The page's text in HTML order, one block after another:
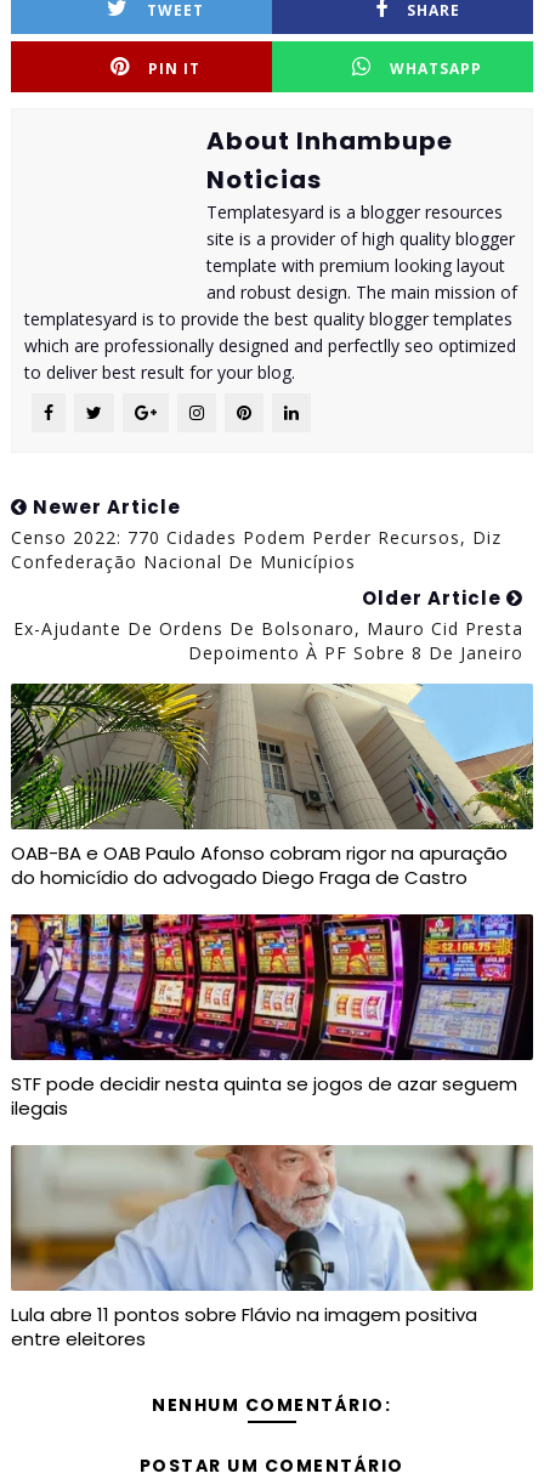
TWEET SHARE
PIN IT WHATSAPP
About Inhambupe
Noticias
Templatesyard is a blogger resources
site is a provider of high quality blogger
template with premium looking layout
and robust design. The main mission of
templatesyard is to provide the best quality blogger templates
which are professionally designed and perfectlly seo optimized
to deliver best result for your blog.
Newer Article
Censo 2022: 770 Cidades Podem Perder Recursos, Diz
Confederação Nacional De Municípios
Older Article
Ex-Ajudante De Ordens De Bolsonaro, Mauro Cid Presta
Depoimento À PF Sobre 8 De Janeiro
OAB-BA e OAB Paulo Afonso cobram rigor na apuração
do homicídio do advogado Diego Fraga de Castro
STF pode decidir nesta quinta se jogos de azar seguem
ilegais
Lula abre 11 pontos sobre Flávio na imagem positiva
entre eleitores
NENHUM COMENTÁRIO:
POSTAR UM COMENTÁRIO